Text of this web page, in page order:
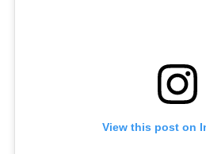
View this post on